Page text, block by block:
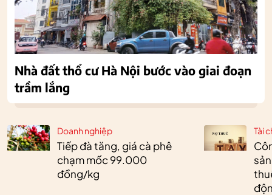
Doanh nghiệp
Tiếp đà tăng, giá cà phê
chạm mốc 99.000
đồng/kg
Tài
Nhà đất thổ cư Hà Nội bước vào giai đoạn
trầm lắng